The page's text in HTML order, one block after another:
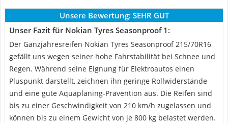
Unsere Bewertung: SEHR GUT
Unser Fazit für Nokian Tyres Seasonproof 1:
Der Ganzjahresreifen Nokian Tyres Seasonproof 215/70R16
gefällt uns wegen seiner hohe Fahrstabilität bei Schnee und
Regen. Während seine Eignung für Elektroautos einen
Pluspunkt darstellt, zeichnen ihn geringe Rollwiderstände
und eine gute Aquaplaning-Prävention aus. Die Reifen sind
bis zu einer Geschwindigkeit von 210 km/h zugelassen und
können bis zu einem Gewicht von je 800 kg belastet werden.